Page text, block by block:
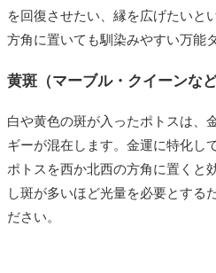
を回復させたい、縁を広げたいと
方角に置いても馴染みやすい万能
黄斑（マーブル・クイーンな
白や黄色の斑が入ったポトスは、
ギーが混在します。金運に特化し
ポトスを西か北西の方角に置くと
し斑が多いほど光量を必要とする
ださい。